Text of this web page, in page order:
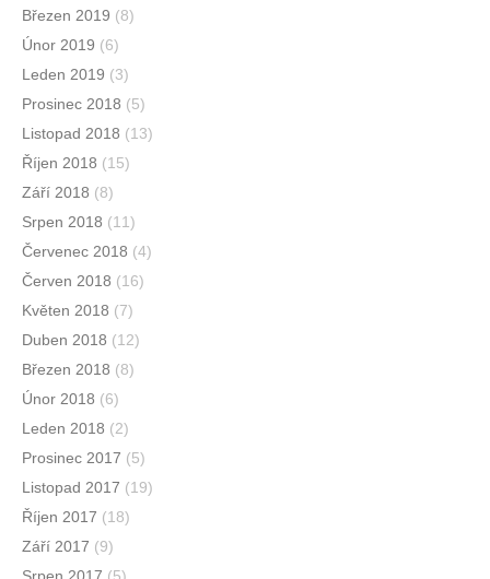
Březen 2019 (8)
Únor 2019 (6)
Leden 2019 (3)
Prosinec 2018 (5)
Listopad 2018 (13)
Říjen 2018 (15)
Září 2018 (8)
Srpen 2018 (11)
Červenec 2018 (4)
Červen 2018 (16)
Květen 2018 (7)
Duben 2018 (12)
Březen 2018 (8)
Únor 2018 (6)
Leden 2018 (2)
Prosinec 2017 (5)
Listopad 2017 (19)
Říjen 2017 (18)
Září 2017 (9)